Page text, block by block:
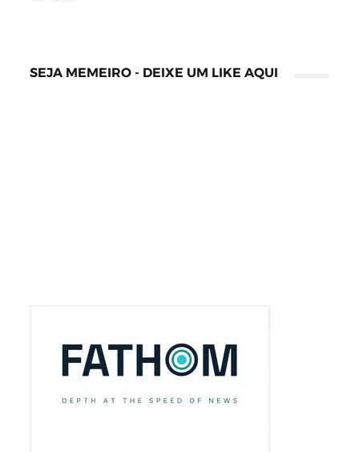
SEJA MEMEIRO - DEIXE UM LIKE AQUI